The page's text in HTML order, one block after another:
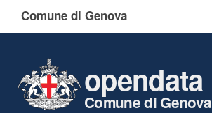
Comune di Genova
opendata
Comune di Genova